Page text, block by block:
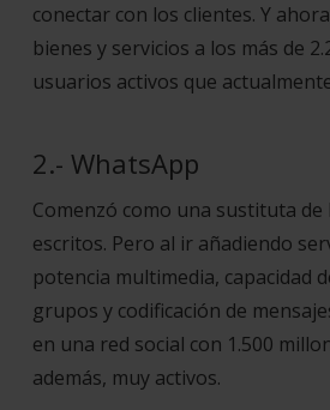
conectar con los clientes. Y
bienes y servicios a los más de
usuarios activos que
2.- WhatsApp
Comenzó como una sustituta de
escritos. Pero al ir añadiendo
potencia multimedia, capacidad
grupos y codificación de
en una red social con 1.500
además, muy activos.